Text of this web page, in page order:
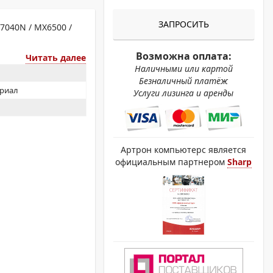
/ MX6500 /
Читать далее
ЗАПРОСИТЬ
Возможна оплата:
Наличными или картой
Безналичный платёж
Услуги лизинга и аренды
Артрон компьютерс является
официальным партнеромSharp